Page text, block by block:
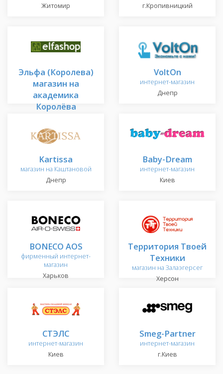
Житомир
г.Кропивницкий
Эльфа (Королева)
магазин на
академика
Королёва
VoltOn
интернет-магазин
Днепр
Kartissa
магазин на Каштановой
Днепр
Baby-Dream
интернет-магазин
Киев
BONECO АOS
фирменный интернет-
магазин
Харьков
Территория Твоей
Техники
магазин на Залаэгерсег
Херсон
СТЭЛС
интернет-магазин
Киев
Smeg-Partner
интернет-магазин
г.Киев